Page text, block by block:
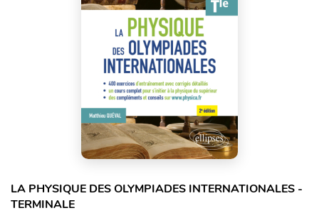
LA PHYSIQUE DES OLYMPIADES INTERNATIONALES -
TERMINALE